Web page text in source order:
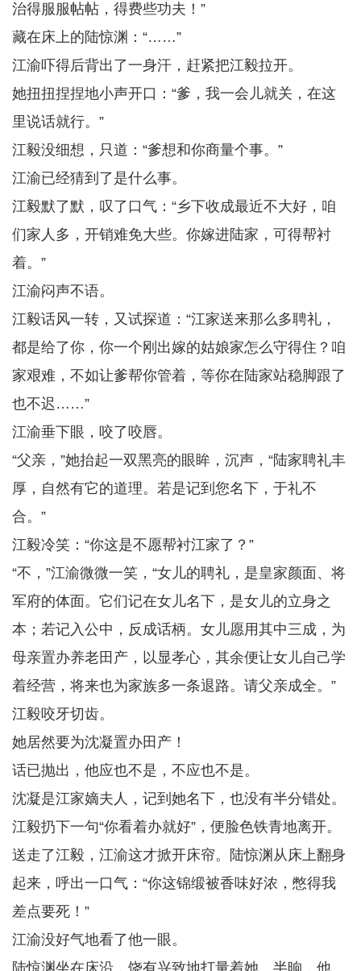
治得服服帖帖，得费些功夫！”
藏在床上的陆惊渊：“……”
江渝吓得后背出了一身汗，赶紧把江毅拉开。
她扭扭捏捏地小声开口：“爹，我一会儿就关，在这
里说话就行。”
江毅没细想，只道：“爹想和你商量个事。”
江渝已经猜到了是什么事。
江毅默了默，叹了口气：“乡下收成最近不大好，咱
们家人多，开销难免大些。你嫁进陆家，可得帮衬
着。”
江渝闷声不语。
江毅话风一转，又试探道：“江家送来那么多聘礼，
都是给了你，你一个刚出嫁的姑娘家怎么守得住？咱
家艰难，不如让爹帮你管着，等你在陆家站稳脚跟了
也不迟……”
江渝垂下眼，咬了咬唇。
“父亲，”她抬起一双黑亮的眼眸，沉声，“陆家聘礼丰
厚，自然有它的道理。若是记到您名下，于礼不
合。”
江毅冷笑：“你这是不愿帮衬江家了？”
“不，”江渝微微一笑，“女儿的聘礼，是皇家颜面、将
军府的体面。它们记在女儿名下，是女儿的立身之
本；若记入公中，反成话柄。女儿愿用其中三成，为
母亲置办养老田产，以显孝心，其余便让女儿自己学
着经营，将来也为家族多一条退路。请父亲成全。”
江毅咬牙切齿。
她居然要为沈凝置办田产！
话已抛出，他应也不是，不应也不是。
沈凝是江家嫡夫人，记到她名下，也没有半分错处。
江毅扔下一句“你看着办就好”，便脸色铁青地离开。
送走了江毅，江渝这才掀开床帘。陆惊渊从床上翻身
起来，呼出一口气：“你这锦缎被香味好浓，憋得我
差点要死！”
江渝没好气地看了他一眼。
陆惊渊坐在床沿，饶有兴致地打量着她。半晌，他